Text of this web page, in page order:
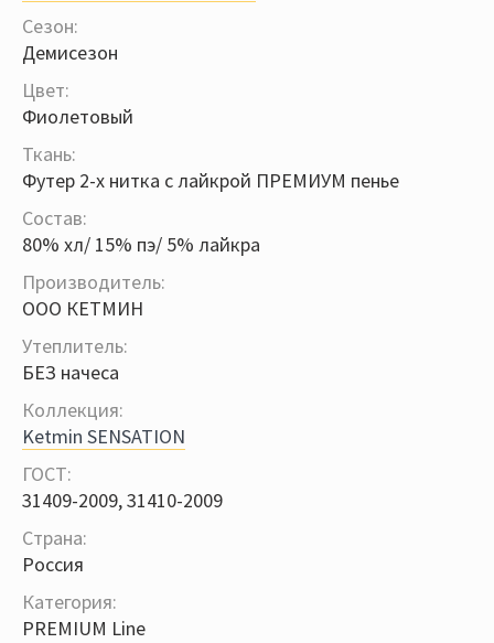
Сезон:
Демисезон
Цвет:
Фиолетовый
Ткань:
Футер 2-х нитка с лайкрой ПРЕМИУМ пенье
Состав:
80% хл/ 15% пэ/ 5% лайкра
Производитель:
ООО КЕТМИН
Утеплитель:
БЕЗ начеса
Коллекция:
Ketmin SENSATION
ГОСТ:
31409-2009, 31410-2009
Страна:
Россия
Категория:
PREMIUM Line